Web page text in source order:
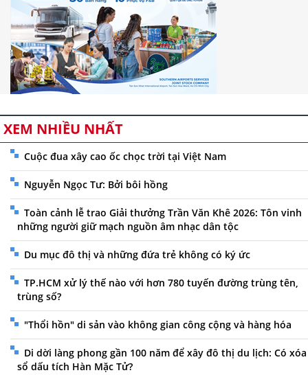
XEM NHIỀU NHẤT
Cuộc đua xây cao ốc chọc trời tại Việt Nam
Nguyễn Ngọc Tư: Bởi bôi hồng
Toàn cảnh lễ trao Giải thưởng Trần Văn Khê 2026: Tôn vinh
những người giữ mạch nguồn âm nhạc dân tộc
Du mục đô thị và những đứa trẻ không có ký ức
TP.HCM xử lý thế nào với hơn 780 tuyến đường trùng tên,
trùng số?
"Thổi hồn" di sản vào không gian công cộng và hàng hóa
Di dời làng phong gần 100 năm để xây đô thị du lịch: Có xóa
sổ dấu tích Hàn Mặc Tử?